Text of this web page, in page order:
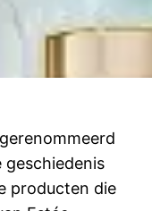
producten die